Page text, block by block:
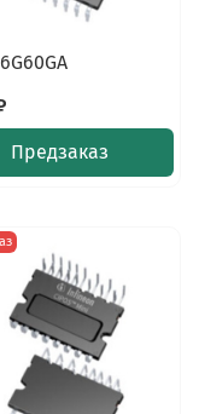
Предзаказ